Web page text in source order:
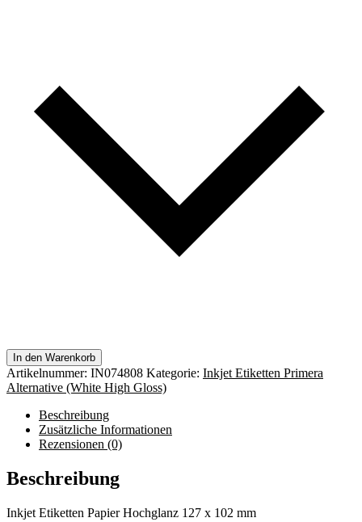
In den Warenkorb
Artikelnummer: IN074808 Kategorie: Inkjet Etiketten Primera
Alternative (White High Gloss)
Beschreibung
Zusätzliche Informationen
Rezensionen (0)
Beschreibung
Inkjet Etiketten Papier Hochglanz 127 x 102 mm